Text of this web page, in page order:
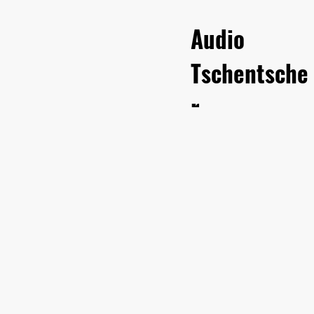
Audio
Tschentsche
r